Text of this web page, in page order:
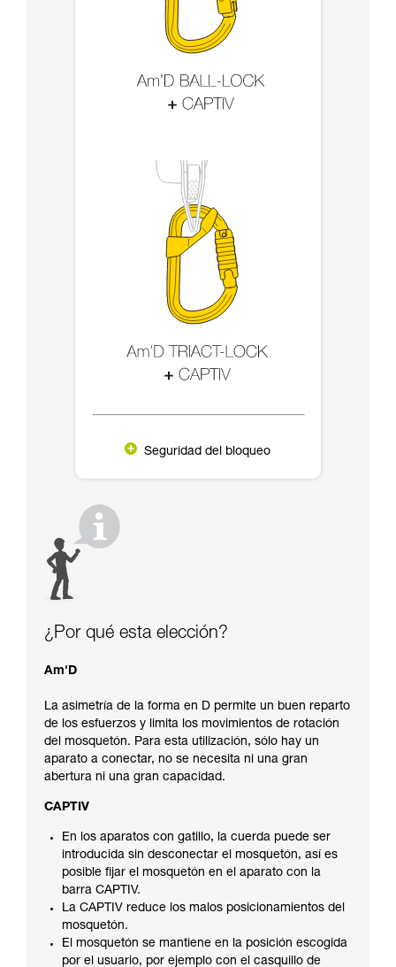
Seguridad del bloqueo
¿Por qué esta elección?
Am'D
La asimetría de la forma en D permite un buen reparto
de los esfuerzos y limita los movimientos de rotación
del mosquetón. Para esta utilización, sólo hay un
aparato a conectar, no se necesita ni una gran
abertura ni una gran capacidad.
CAPTIV
En los aparatos con gatillo, la cuerda puede ser
introducida sin desconectar el mosquetón, así es
posible fijar el mosquetón en el aparato con la
barra CAPTIV.
La CAPTIV reduce los malos posicionamientos del
mosquetón.
El mosquetón se mantiene en la posición escogida
por el usuario, por ejemplo con el casquillo de